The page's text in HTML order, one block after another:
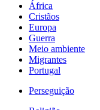
África
Cristãos
Europa
Guerra
Meio ambiente
Migrantes
Portugal
Perseguição